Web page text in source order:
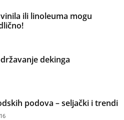
ili linoleuma mogu
dekinga
podova – seljački i trendi